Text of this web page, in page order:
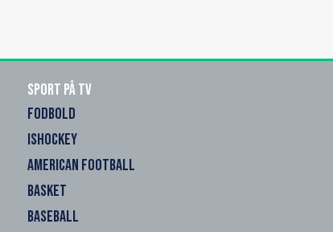
Sport på TV
FODBOLD
ISHOCKEY
AMERICAN FOOTBALL
BASKET
BASEBALL